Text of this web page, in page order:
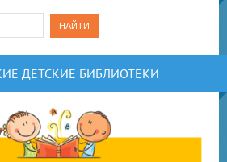
ДЕТСКИЕ БИБЛИОТЕКИ